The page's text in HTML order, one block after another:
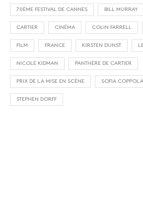
70ÈME FESTIVAL DE CANNES BILL MURRAY
CARTIER CINÉMA COLIN FARRELL
FILM FRANCE KIRSTEN DUNST
NICOLE KIDMAN PANTHÈRE DE CARTIER
PRIX DE LA MISE EN SCÈNE SOFIA COPPOLA
STEPHEN DORFF